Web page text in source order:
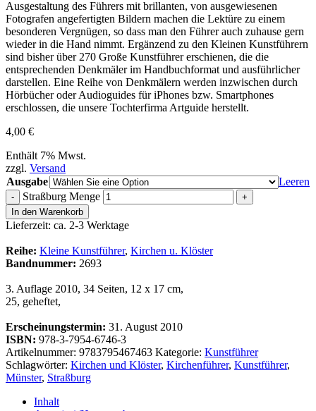
Ausgestaltung des Führers mit brillanten, von ausgewiesenen
Fotografen angefertigten Bildern machen die Lektüre zu einem
besonderen Vergnügen, so dass man den Führer auch zuhause gern
wieder in die Hand nimmt. Ergänzend zu den Kleinen Kunstführern
sind bisher über 270 Große Kunstführer erschienen, die die
entsprechenden Denkmäler im Handbuchformat und ausführlicher
darstellen. Eine Reihe von Denkmälern werden inzwischen durch
Hörbücher oder Audioguides für iPhones bzw. Smartphones
erschlossen, die unsere Tochterfirma Artguide herstellt.
4,00 €
Enthält 7% Mwst.
zzgl. Versand
Ausgabe
Leeren
- Straßburg Menge
+
In den Warenkorb
Lieferzeit: ca. 2-3 Werktage
Reihe: Kleine Kunstführer, Kirchen u. Klöster
Bandnummer: 2693
3. Auflage 2010, 34 Seiten, 12 x 17 cm,
25, geheftet,
Erscheinungstermin: 31. August 2010
ISBN: 978-3-7954-6746-3
Artikelnummer: 9783795467463 Kategorie: Kunstführer
Schlagwörter: Kirchen und Klöster, Kirchenführer, Kunstführer,
Münster, Straßburg
Inhalt